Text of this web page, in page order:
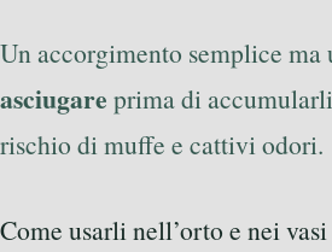
Un accorgimento semplice ma
asciugare prima di
rischio di muffe e cattivi odori.
Come usarli nell’orto e nei vasi